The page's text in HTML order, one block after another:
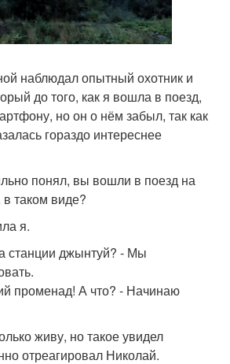
наблюдал опытный охотник и
до того, как я вошла в поезд,
но он о нём забыл, так как
гораздо интереснее
понял, вы вошли в поезд на
таком виде?
я.
станции джынтуй? - Мы
променад! А что? - Начинаю
живу, но такое увидел
отреагировал Николай.